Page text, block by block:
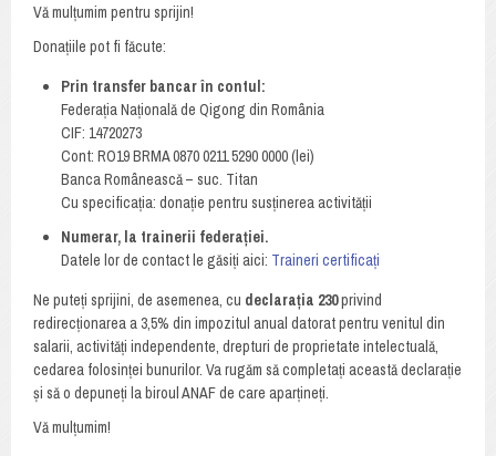
Vă mulțumim pentru sprijin!
Donațiile pot fi făcute:
Prin transfer bancar în contul:
Federația Națională de Qigong din România
CIF: 14720273
Cont: RO19 BRMA 0870 0211 5290 0000 (lei)
Banca Românească – suc. Titan
Cu specificația: donație pentru susținerea activității
Numerar, la trainerii federației.
Datele lor de contact le găsiți aici: Traineri certificați
Ne puteți sprijini, de asemenea, cu declarația 230privind
redirecționarea a 3,5% din impozitul anual datorat pentru venitul din
salarii, activități independente, drepturi de proprietate intelectuală,
cedarea folosinței bunurilor. Va rugăm să completați această declarație
și să o depuneți la biroul ANAF de care aparțineți.
Vă mulțumim!